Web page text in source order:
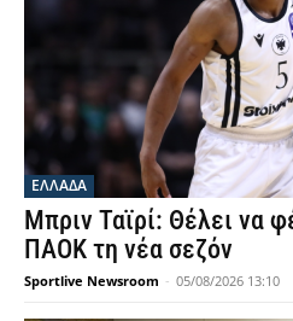
ΕΛΛΑΔΑ
Μπριν Ταϊρί: Θέλει να
ΠΑΟΚ τη νέα σεζόν
Sportlive Newsroom - 05/08/2026 13:10